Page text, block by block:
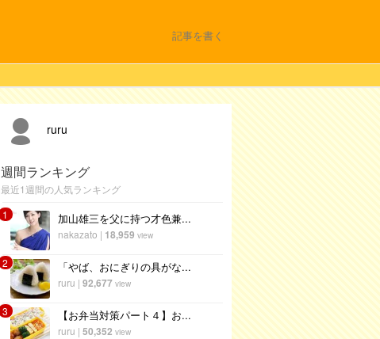
記事を書く
ruru
週間ランキング
最近1週間の人気ランキング
1
加山雄三を父に持つ才色兼...
nakazato | 18,959 view
2 「やば、おにぎりの具がな...
ruru | 92,677 view
3 【お弁当対策パート４】お...
ruru | 50,352 view